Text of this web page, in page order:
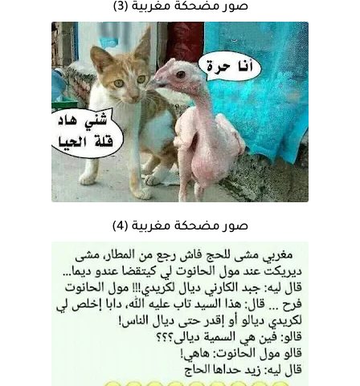
صور مضحكة مغربية (3)
صور مضحكة مغربية (4)